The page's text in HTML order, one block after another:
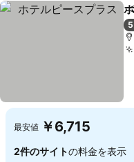
最安値 ￥6,715
2件のサイトの料金を表示